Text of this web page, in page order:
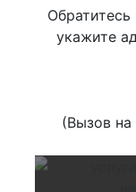
купи
оболочек,
перкуссия,
Обратитесь
укажите
(Вызов